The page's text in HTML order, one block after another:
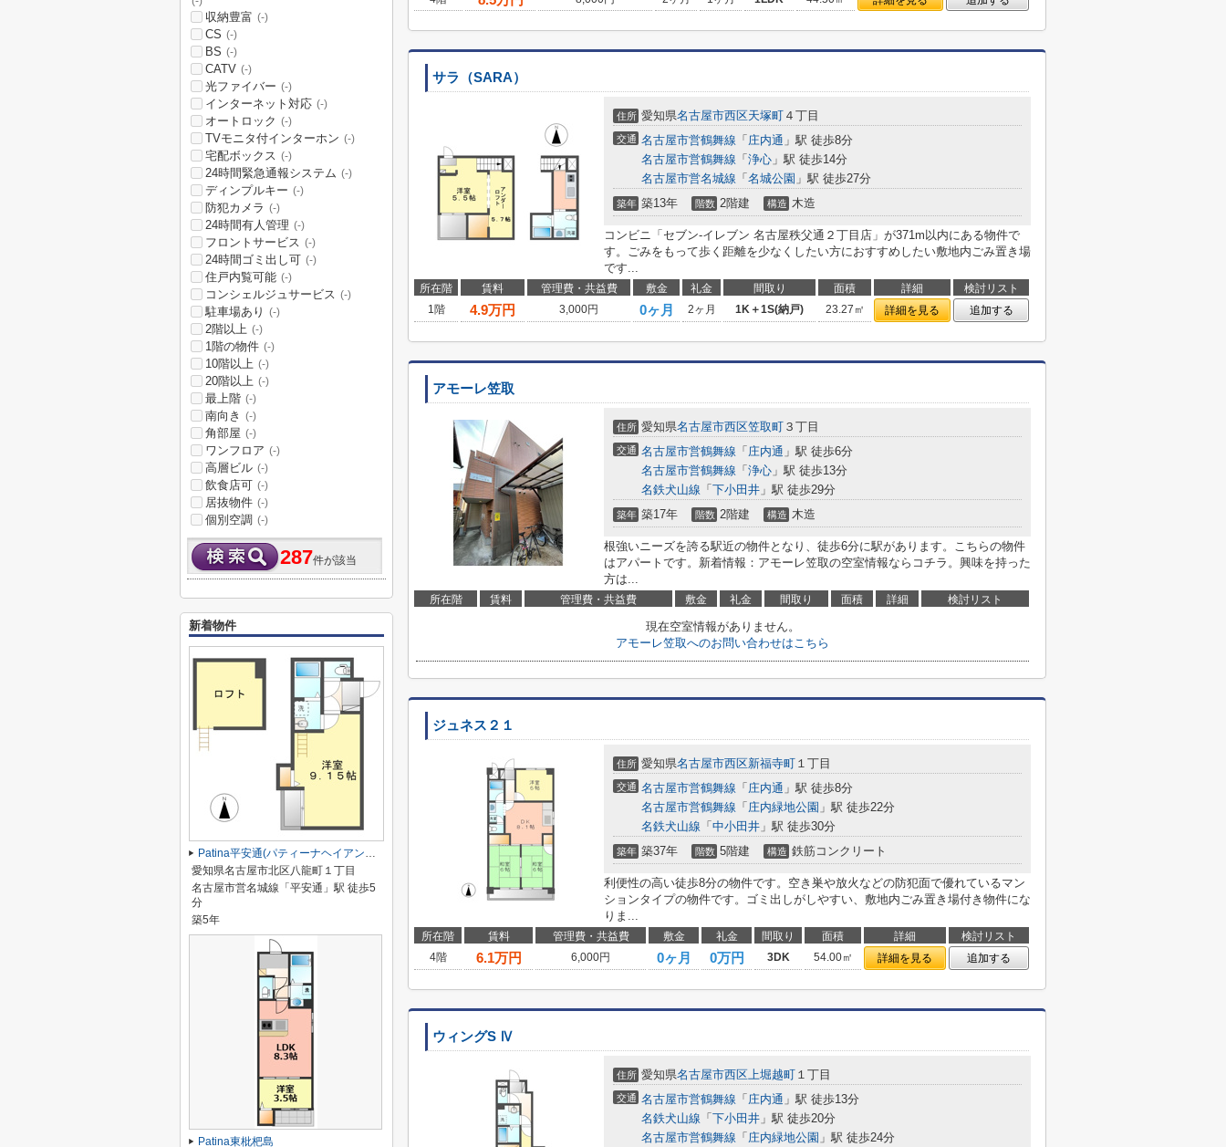
サラ（SARA）
住所 愛知県名古屋市西区天塚町 ４丁目
交通 名古屋市営鶴舞線 「 庄内通 」駅 徒歩8分
名古屋市営鶴舞線 「 浄心 」駅 徒歩14分
名古屋市営名城線 「 名城公園 」駅 徒歩27分
築年 築13年 階数 2階建 構造 木造
コンビニ「セブン‐イレブン 名古屋秩父通２丁目店」が371m以内にある物件で
す。ごみをもって歩く距離を少なくしたい方におすすめしたい敷地内ごみ置き場
です...
所在階 賃料 管理費・共益費 敷金 礼金 間取り 面積 詳細
検討リスト
1階
4.9万円 3,000円 0ヶ月 2ヶ月 1K＋1S(納戸) 23.27㎡ 詳細を見る 追加する
アモーレ笠取
住所 愛知県名古屋市西区笠取町 ３丁目
交通 名古屋市営鶴舞線 「 庄内通 」駅 徒歩6分
名古屋市営鶴舞線 「 浄心 」駅 徒歩13分
名鉄犬山線 「 下小田井 」駅 徒歩29分
築年 築17年 階数 2階建 構造 木造
根強いニーズを誇る駅近の物件となり、徒歩6分に駅があります。こちらの物件
はアパートです。新着情報：アモーレ笠取の空室情報ならコチラ。興味を持った
方は...
所在階 賃料 管理費・共益費 敷金 礼金 間取り 面積 詳細 検討リスト
現在空室情報がありません。
アモーレ笠取へのお問い合わせはこちら
ジュネス２１
住所 愛知県名古屋市西区新福寺町 １丁目
交通 名古屋市営鶴舞線 「 庄内通 」駅 徒歩8分
名古屋市営鶴舞線 「 庄内緑地公園 」駅 徒歩22分
名鉄犬山線 「 中小田井 」駅 徒歩30分
築年 築37年 階数 5階建 構造 鉄筋コンクリート
利便性の高い徒歩8分の物件です。空き巣や放火などの防犯面で優れているマン
ションタイプの物件です。ゴミ出しがしやすい、敷地内ごみ置き場付き物件にな
りま...
所在階 賃料 管理費・共益費 敷金 礼金 間取り 面積 詳細
検討リスト
4階
6.1万円 6,000円 0ヶ月 0万円 3DK 54.00㎡ 詳細を見る 追加する
ウィングS Ⅳ
住所 愛知県名古屋市西区上堀越町 １丁目
交通 名古屋市営鶴舞線 「 庄内通 」駅 徒歩13分
名鉄犬山線 「 下小田井 」駅 徒歩20分
名古屋市営鶴舞線 「 庄内緑地公園 」駅 徒歩24分
収納豊富 (-)
CS (-)
BS (-)
CATV (-)
光ファイバー (-)
インターネット対応 (-)
オートロック (-)
TVモニタ付インターホン (-)
宅配ボックス (-)
24時間緊急通報システム (-)
ディンプルキー (-)
防犯カメラ (-)
24時間有人管理 (-)
フロントサービス (-)
24時間ゴミ出し可 (-)
住戸内覧可能 (-)
コンシェルジュサービス (-)
駐車場あり (-)
2階以上 (-)
1階の物件 (-)
10階以上 (-)
20階以上 (-)
最上階 (-)
南向き (-)
角部屋 (-)
ワンフロア (-)
高層ビル (-)
飲食店可 (-)
居抜物件 (-)
個別空調 (-)
287件が該当
新着物件
Patina平安通(パティーナヘイアンドオリ)
愛知県名古屋市北区八龍町１丁目
名古屋市営名城線「平安通」駅 徒歩5
分
築5年
Patina東枇杷島